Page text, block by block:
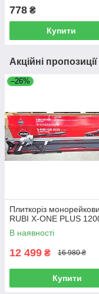
778 ₴
Купити
Акційні
–26%
Плиткоріз
RUBI X-ONE PLUS
В наявності
12 499 ₴ 16 980 ₴
Купити